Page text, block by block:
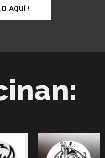
AQUÍ !